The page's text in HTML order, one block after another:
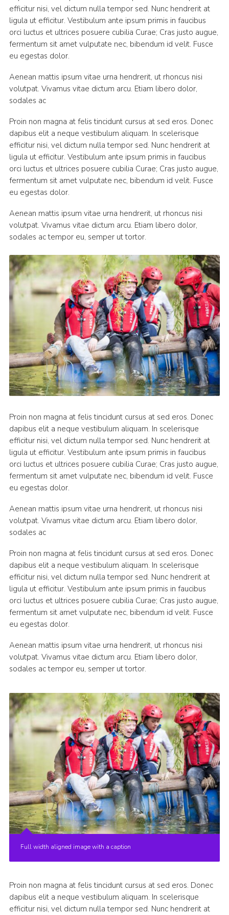
efficitur nisi, vel dictum nulla tempor sed. Nunc hendrerit at
ligula ut efficitur. Vestibulum ante ipsum primis in faucibus
orci luctus et ultrices posuere cubilia Curae; Cras justo augue,
fermentum sit amet vulputate nec, bibendum id velit. Fusce
eu egestas dolor.
Aenean mattis ipsum vitae urna hendrerit, ut rhoncus nisi
volutpat. Vivamus vitae dictum arcu. Etiam libero dolor,
sodales ac
Proin non magna at felis tincidunt cursus at sed eros. Donec
dapibus elit a neque vestibulum aliquam. In scelerisque
efficitur nisi, vel dictum nulla tempor sed. Nunc hendrerit at
ligula ut efficitur. Vestibulum ante ipsum primis in faucibus
orci luctus et ultrices posuere cubilia Curae; Cras justo augue,
fermentum sit amet vulputate nec, bibendum id velit. Fusce
eu egestas dolor.
Aenean mattis ipsum vitae urna hendrerit, ut rhoncus nisi
volutpat. Vivamus vitae dictum arcu. Etiam libero dolor,
sodales ac tempor eu, semper ut tortor.
Proin non magna at felis tincidunt cursus at sed eros. Donec
dapibus elit a neque vestibulum aliquam. In scelerisque
efficitur nisi, vel dictum nulla tempor sed. Nunc hendrerit at
ligula ut efficitur. Vestibulum ante ipsum primis in faucibus
orci luctus et ultrices posuere cubilia Curae; Cras justo augue,
fermentum sit amet vulputate nec, bibendum id velit. Fusce
eu egestas dolor.
Aenean mattis ipsum vitae urna hendrerit, ut rhoncus nisi
volutpat. Vivamus vitae dictum arcu. Etiam libero dolor,
sodales ac
Proin non magna at felis tincidunt cursus at sed eros. Donec
dapibus elit a neque vestibulum aliquam. In scelerisque
efficitur nisi, vel dictum nulla tempor sed. Nunc hendrerit at
ligula ut efficitur. Vestibulum ante ipsum primis in faucibus
orci luctus et ultrices posuere cubilia Curae; Cras justo augue,
fermentum sit amet vulputate nec, bibendum id velit. Fusce
eu egestas dolor.
Aenean mattis ipsum vitae urna hendrerit, ut rhoncus nisi
volutpat. Vivamus vitae dictum arcu. Etiam libero dolor,
sodales ac tempor eu, semper ut tortor.
Full width aligned image with a caption
Proin non magna at felis tincidunt cursus at sed eros. Donec
dapibus elit a neque vestibulum aliquam. In scelerisque
efficitur nisi, vel dictum nulla tempor sed. Nunc hendrerit at